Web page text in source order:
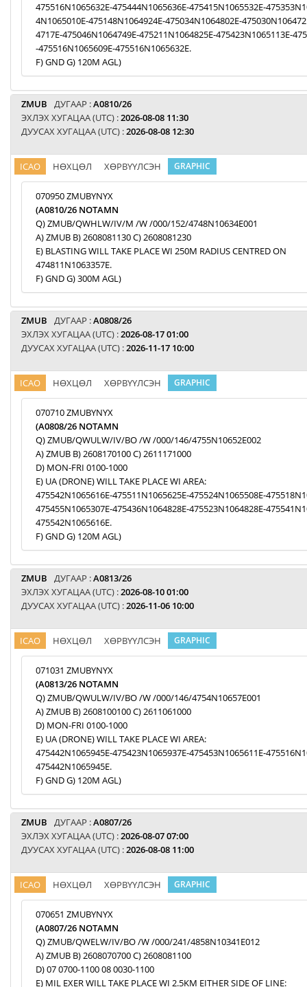
475516N1065632E-475444N1065636E-475415N1065532E-
4N1065010E-475148N1064924E-475034N1064802E-
4717E-475046N1064749E-475211N1064825E-475423N1065113E-
-475516N1065609E-475516N1065632E.
F) GND G) 120M AGL)
ZMUB ДУГААР :A0810/26
ЭХЛЭХ ХУГАЦАА (UTC) :2026-08-08 11:30
ДУУСАХ ХУГАЦАА (UTC) :2026-08-08 12:30
ICAO НӨХЦӨЛ ХӨРВҮҮЛСЭН GRAPHIC
070950 ZMUBYNYX
(A0810/26 NOTAMN
Q) ZMUB/QWHLW/IV/M /W /000/152/4748N10634E001
A) ZMUB B) 2608081130 C) 2608081230
E) BLASTING WILL TAKE PLACE WI 250M RADIUS CENTRED ON
474811N1063357E.
F) GND G) 300M AGL)
ZMUB ДУГААР :A0808/26
ЭХЛЭХ ХУГАЦАА (UTC) :2026-08-17 01:00
ДУУСАХ ХУГАЦАА (UTC) :2026-11-17 10:00
ICAO НӨХЦӨЛ ХӨРВҮҮЛСЭН GRAPHIC
070710 ZMUBYNYX
(A0808/26 NOTAMN
Q) ZMUB/QWULW/IV/BO /W /000/146/4755N10652E002
A) ZMUB B) 2608170100 C) 2611171000
D) MON-FRI 0100-1000
E) UA (DRONE) WILL TAKE PLACE WI AREA:
475542N1065616E-475511N1065625E-475524N1065508E-
475455N1065307E-475436N1064828E-475523N1064828E-
475542N1065616E.
F) GND G) 120M AGL)
ZMUB ДУГААР :A0813/26
ЭХЛЭХ ХУГАЦАА (UTC) :2026-08-10 01:00
ДУУСАХ ХУГАЦАА (UTC) :2026-11-06 10:00
ICAO НӨХЦӨЛ ХӨРВҮҮЛСЭН GRAPHIC
071031 ZMUBYNYX
(A0813/26 NOTAMN
Q) ZMUB/QWULW/IV/BO /W /000/146/4754N10657E001
A) ZMUB B) 2608100100 C) 2611061000
D) MON-FRI 0100-1000
E) UA (DRONE) WILL TAKE PLACE WI AREA:
475442N1065945E-475423N1065937E-475453N1065611E-
475442N1065945E.
F) GND G) 120M AGL)
ZMUB ДУГААР :A0807/26
ЭХЛЭХ ХУГАЦАА (UTC) :2026-08-07 07:00
ДУУСАХ ХУГАЦАА (UTC) :2026-08-08 11:00
ICAO НӨХЦӨЛ ХӨРВҮҮЛСЭН GRAPHIC
070651 ZMUBYNYX
(A0807/26 NOTAMN
Q) ZMUB/QWELW/IV/BO /W /000/241/4858N10341E012
A) ZMUB B) 2608070700 C) 2608081100
D) 07 0700-1100 08 0030-1100
E) MIL EXER WILL TAKE PLACE WI 2.5KM EITHER SIDE OF LINE: